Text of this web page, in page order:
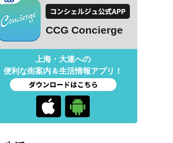
CCG Concierge
上海・大連への
便利な街案内＆生活情報アプリ！